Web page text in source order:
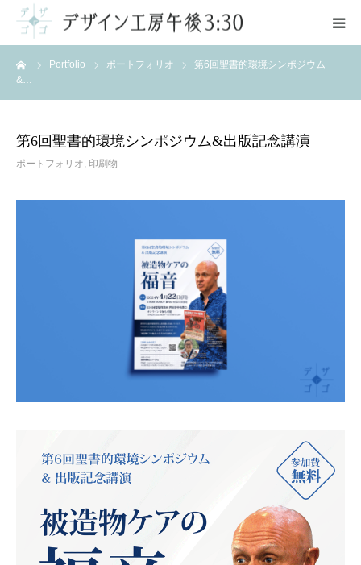
Portfolio ポートフォリオ
第6回聖書的環境シンポジウム
&…
第6回聖書的環境シンポジウム&出版記念講演
ポートフォリオ, 印刷物
ご案内
ポートフォリオ